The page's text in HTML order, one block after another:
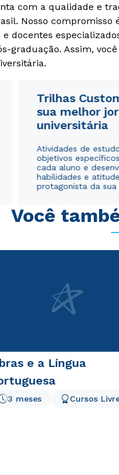
com a qualidade e
Nosso compromisso
docentes
graduação. Assim,
Trilhas
sua melhor
universitária
Atividades de
objetivos
cada aluno e
habilidades e
protagonista da
Você
e a Língua
3 meses Cursos
autorizo que
autorizo que